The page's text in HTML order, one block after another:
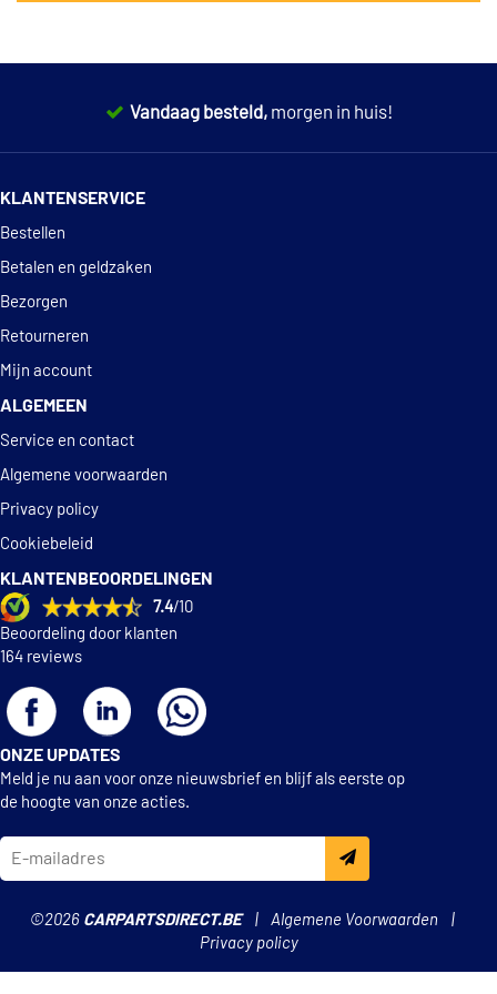
Vandaag besteld, morgen in huis!
KLANTENSERVICE
Bestellen
Betalen en geldzaken
Bezorgen
Retourneren
Mijn account
ALGEMEEN
Service en contact
Algemene voorwaarden
Privacy policy
Cookiebeleid
KLANTENBEOORDELINGEN
7.4/10
Beoordeling door klanten
164 reviews
ONZE UPDATES
Meld je nu aan voor onze nieuwsbrief en blijf als eerste op
de hoogte van onze acties.
©2026 CARPARTSDIRECT.BE
Algemene Voorwaarden
Privacy policy